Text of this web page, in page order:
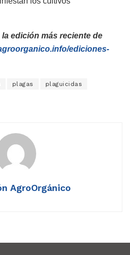
edición más reciente de
ediciones-
plagas plaguicidas
AgroOrgánico